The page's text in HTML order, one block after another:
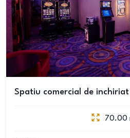
Spatiu comercial de
70.00